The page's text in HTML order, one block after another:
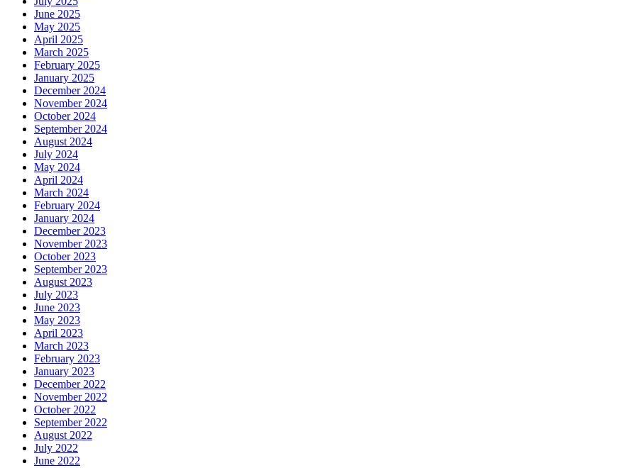
June 2025
May 2025
April 2025
March 2025
February 2025
January 2025
December 2024
November 2024
October 2024
September 2024
August 2024
July 2024
May 2024
April 2024
March 2024
February 2024
January 2024
December 2023
November 2023
October 2023
September 2023
August 2023
July 2023
June 2023
May 2023
April 2023
March 2023
February 2023
January 2023
December 2022
November 2022
October 2022
September 2022
August 2022
July 2022
June 2022